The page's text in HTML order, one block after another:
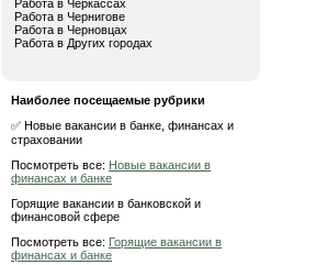
Работа в Черкассах
Работа в Чернигове
Работа в Черновцах
Работа в Других городах
Наиболее посещаемые рубрики
✅ Новые вакансии в банке, финансах и
страховании
Посмотреть все: Новые вакансии в
финансах и банке
Горящие вакансии в банковской и
финансовой сфере
Посмотреть все: Горящие вакансии в
финансах и банке